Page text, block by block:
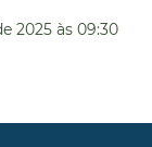
2025 às 09:30